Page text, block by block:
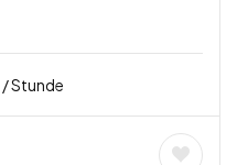
/ Stunde